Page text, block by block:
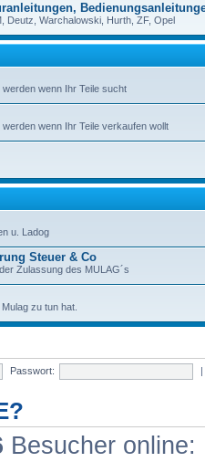
Deutz, Warchalowski, Hurth, ZF, Opel
wenn Ihr Teile sucht
wenn Ihr Teile verkaufen wollt
u. Ladog
Steuer & Co
Zulassung des MULAG´s
zu tun hat.
Passwort: |
Besucher